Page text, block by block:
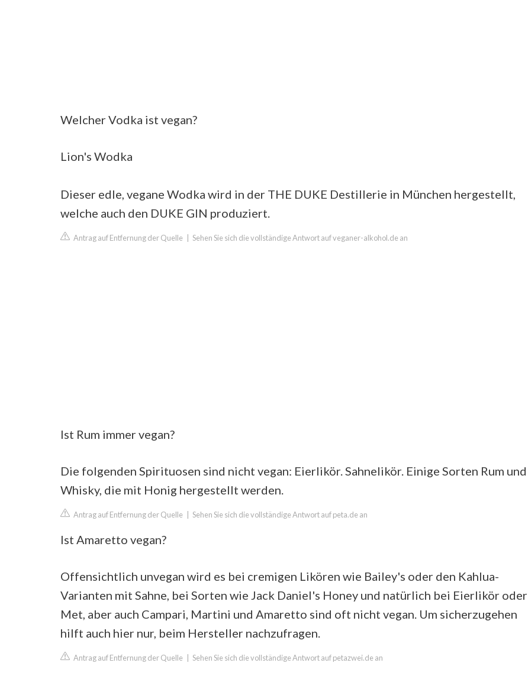
Welcher Vodka ist vegan?
Lion's Wodka
Dieser edle, vegane Wodka wird in der THE DUKE Destillerie in München hergestellt,
welche auch den DUKE GIN produziert.
Antrag auf Entfernung der Quelle Sehen Sie sich die vollständige Antwort auf veganer-alkohol.de an
Ist Rum immer vegan?
Die folgenden Spirituosen sind nicht vegan: Eierlikör. Sahnelikör. Einige Sorten Rum und
Whisky, die mit Honig hergestellt werden.
Antrag auf Entfernung der Quelle Sehen Sie sich die vollständige Antwort auf peta.de an
Ist Amaretto vegan?
Offensichtlich unvegan wird es bei cremigen Likören wie Bailey's oder den Kahlua-
Varianten mit Sahne, bei Sorten wie Jack Daniel's Honey und natürlich bei Eierlikör oder
Met, aber auch Campari, Martini und Amaretto sind oft nicht vegan. Um sicherzugehen
hilft auch hier nur, beim Hersteller nachzufragen.
Antrag auf Entfernung der Quelle Sehen Sie sich die vollständige Antwort auf petazwei.de an